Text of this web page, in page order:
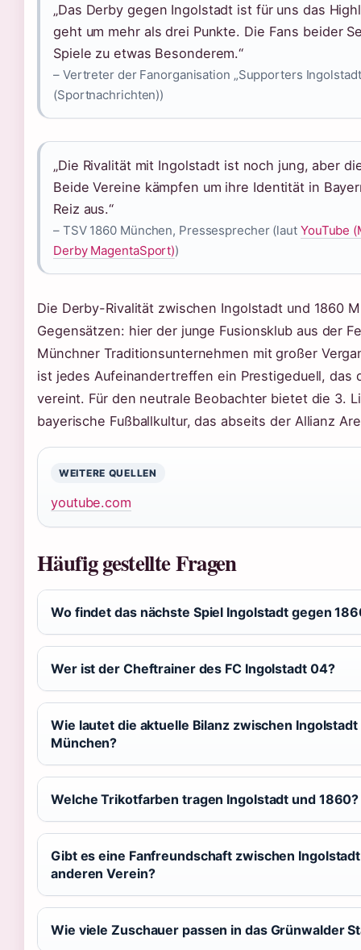
„Das Derby gegen Ingolstadt ist für uns das
geht um mehr als drei Punkte. Die Fans beider
Spiele zu etwas Besonderem.“
– Vertreter der Fanorganisation „Supporters
(Sportnachrichten))
„Die Rivalität mit Ingolstadt ist noch jung, aber
Beide Vereine kämpfen um ihre Identität in
Reiz aus.“
– TSV 1860 München, Pressesprecher (laut YouTube
Derby MagentaSport))
Die Derby-Rivalität zwischen Ingolstadt und 1860
Gegensätzen: hier der junge Fusionsklub aus der
Münchner Traditionsunternehmen mit großer
ist jedes Aufeinandertreffen ein Prestigeduell, das
vereint. Für den neutrale Beobachter bietet die 3.
bayerische Fußballkultur, das abseits der Allianz
WEITERE QUELLEN
youtube.com
Häufig gestellte Fragen
Wo findet das nächste Spiel Ingolstadt gegen
Wer ist der Cheftrainer des FC Ingolstadt 04?
Wie lautet die aktuelle Bilanz zwischen
München?
Welche Trikotfarben tragen Ingolstadt und 1860?
Gibt es eine Fanfreundschaft zwischen
anderen Verein?
Wie viele Zuschauer passen in das Grünwalder